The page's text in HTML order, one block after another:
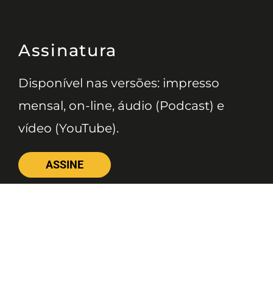
Assinatura
Disponível nas versões: impresso
mensal, on-line, áudio (Podcast) e
vídeo (YouTube).
ASSINE